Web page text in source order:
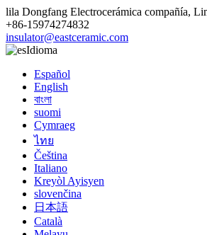
lila Dongfang Electrocerámica compañía,
+86-15974274832
insulator@eastceramic.com
Idioma
Español
English
বাংলা
suomi
Cymraeg
ไทย
Čeština
Italiano
Kreyòl Ayisyen
slovenčina
日本語
Català